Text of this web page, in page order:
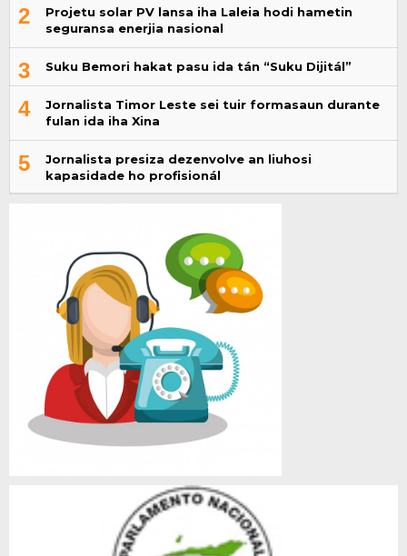
2
Projetu solar PV lansa iha Laleia hodi hametin
seguransa enerjia nasional
3 Suku Bemori hakat pasu ida tán “Suku Dijitál”
4
Jornalista Timor Leste sei tuir formasaun durante
fulan ida iha Xina
5
Jornalista presiza dezenvolve an liuhosi
kapasidade ho profisionál